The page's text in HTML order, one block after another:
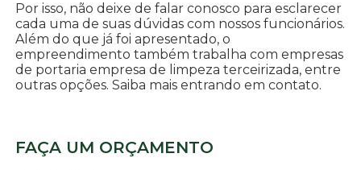
Por isso, não deixe de falar conosco para esclarecer
cada uma de suas dúvidas com nossos funcionários.
Além do que já foi apresentado, o
empreendimento também trabalha com empresas
de portaria empresa de limpeza terceirizada, entre
outras opções. Saiba mais entrando em contato.
FAÇA UM ORÇAMENTO